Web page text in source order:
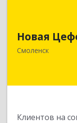
Новая
Смоленск
Клиентов на
214018,